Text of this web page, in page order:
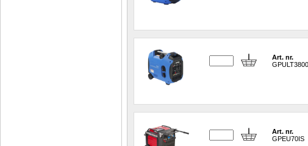
Art. nr.
GPULT3800
Art. nr.
GPEU70IS